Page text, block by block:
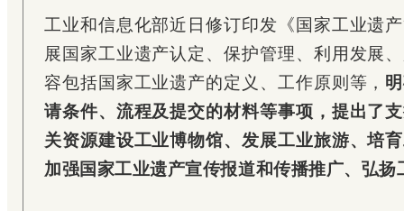
工业和信息化部近日修订印发《国家工业遗
展国家工业遗产认定、保护管理、利用发展
容包括国家工业遗产的定义、工作原则等，
请条件、流程及提交的材料等事项，提出了
关资源建设工业博物馆、发展工业旅游、培
加强国家工业遗产宣传报道和传播推广、弘